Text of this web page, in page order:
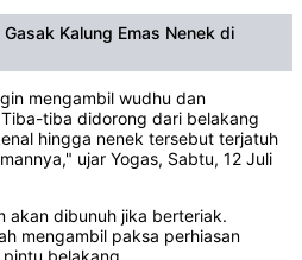
Kalung Emas Nenek di
mengambil wudhu dan
tiba didorong dari belakang
hingga nenek tersebut terjatuh
ujar Yogas, Sabtu, 12 Juli
akan dibunuh jika berteriak.
mengambil paksa perhiasan